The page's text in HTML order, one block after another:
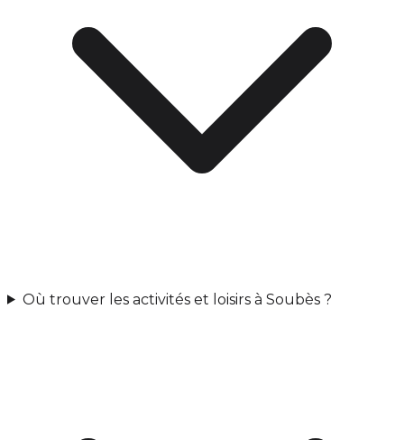
Où trouver les activités et loisirs à Soubès ?